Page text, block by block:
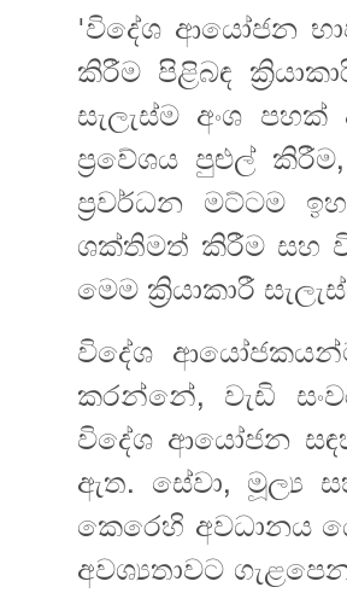
'විදේශ ආයෝජන
කිරීම පිළිබඳ
සැලැස්ම අංශ
ප්‍රවේශය පුළුල්
ප්‍රවර්ධන මට්ටම‍
ශක්තිමත් කිරීම සහ
මෙම ක්‍රියාකාරී
විදේශ
කරන්නේ, වැඩි
විදේශ ආයෝජන
ඇත. සේවා, මූල්‍ය
කෙරෙහි අවධානය
අවශ්‍යතාවට